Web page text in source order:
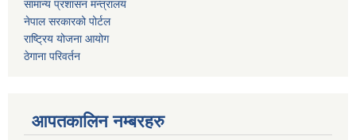
सामान्य प्रशासन मन्त्रालय
नेपाल सरकारको पोर्टल
राष्ट्रिय योजना आयोग
ठेगाना परिवर्तन
आपतकालिन नम्बरहरु